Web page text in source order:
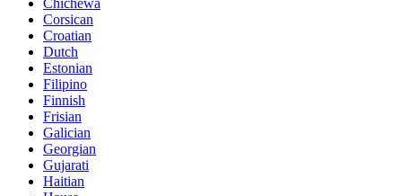
Chichewa
Corsican
Croatian
Dutch
Estonian
Filipino
Finnish
Frisian
Galician
Georgian
Gujarati
Haitian